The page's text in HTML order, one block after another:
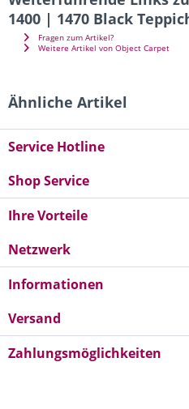
1400 | 1470 Black
Fragen zum Artikel?
Weitere Artikel von Object Carpet
Ähnliche Artikel
Service Hotline
Shop Service
Ihre Vorteile
Netzwerk
Informationen
Versand
Zahlungsmöglichkeiten